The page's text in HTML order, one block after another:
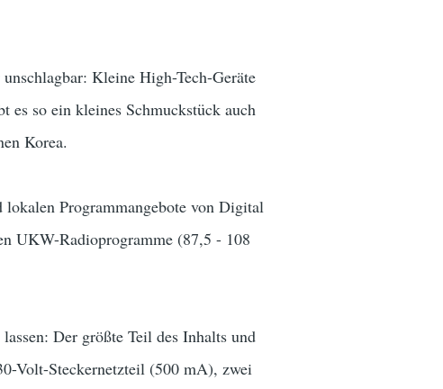
Kleine High-Tech-Geräte
es so ein kleines Schmuckstück auch
Korea.
Programmangebote von Digital
UKW-Radioprogramme (87,5 - 108
Der größte Teil des Inhalts und
Volt-Steckernetzteil (500 mA), zwei